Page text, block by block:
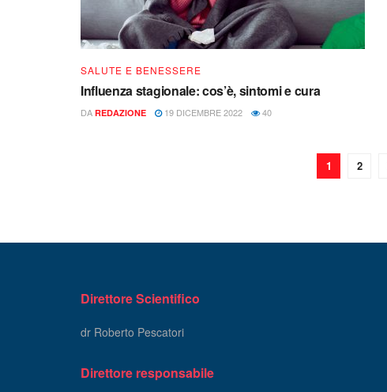
SALUTE E BENESSERE
Influenza stagionale: cos’è, sintomi e cura
DA REDAZIONE 19 DICEMBRE 2022 40
1 2
Direttore Scientifico
dr Roberto Pescatori
Direttore responsabile